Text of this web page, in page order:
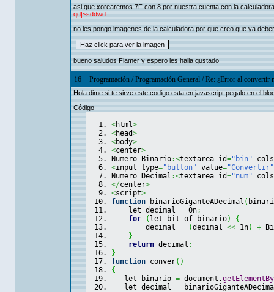
asi que xorearemos 7F con 8 por nuestra cuenta con la
qd|~sddwd
no les pongo imagenes de la calculadora por que creo que ya
bueno saludos Flamer y espero les halla gustado
16 Programación/Programación General/Re: ¿Error al convertir
Hola dime si te sirve este codigo esta en javascript pegalo en el
Código
<html>
<head>
<body>
<center>
Numero Binario:<textarea id="bin" cols
<input type="button" value="Convertir"
Numero Decimal :<textarea id="num" cols
</center>
<script>
function binarioGiganteADecimal (
let decimal = 0n;
for
( let bit of binario)
{
decimal = (decimal << 1n) +
}
return decimal ;
}
function conver( )
{
let binario = document.
let decimal =